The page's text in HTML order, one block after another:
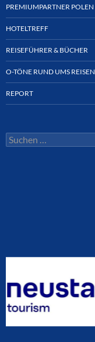
PREMIUMPARTNER POLEN
HOTELTREFF
REISEFÜHRER & BÜCHER
O-TÖNE RUND UMS REISEN
REPORT
Suchen
nach: